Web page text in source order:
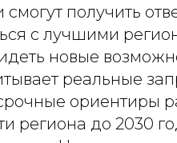
получить
с лучшими
новые
реальные
ориентиры
региона до 2030